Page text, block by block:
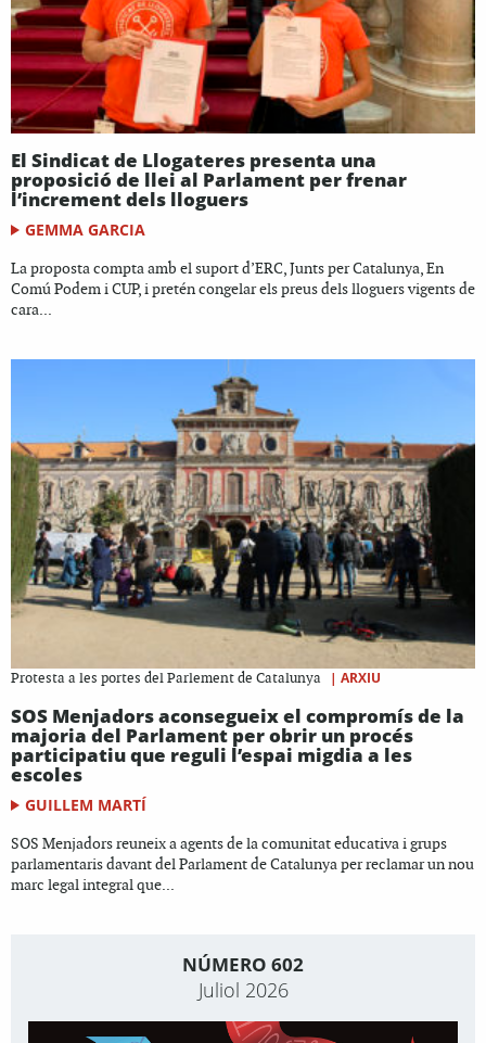
El Sindicat de Llogateres presenta una
proposició de llei al Parlament per frenar
l’increment dels lloguers
GEMMA GARCIA
La proposta compta amb el suport d’ERC, Junts per Catalunya, En
Comú Podem i CUP, i pretén congelar els preus dels lloguers vigents de
cara...
Protesta a les portes del Parlement de Catalunya | ARXIU
SOS Menjadors aconsegueix el compromís de la
majoria del Parlament per obrir un procés
participatiu que reguli l’espai migdia a les
escoles
GUILLEM MARTÍ
SOS Menjadors reuneix a agents de la comunitat educativa i grups
parlamentaris davant del Parlament de Catalunya per reclamar un nou
marc legal integral que...
NÚMERO 602
Juliol 2026